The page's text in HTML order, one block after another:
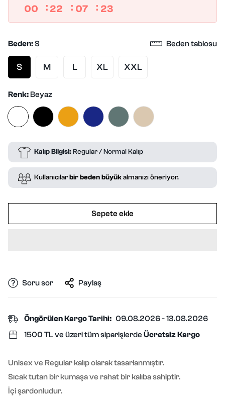
00 22 07 23
Beden:S Beden tablosu
S M L XL XXL
Renk:Beyaz
Kalıp Bilgisi:Regular / Normal Kalıp
Kullanıcılarbir beden büyükalmanızı öneriyor.
Sepete ekle
Soru sor Paylaş
Öngörülen Kargo Tarihi: 09.08.2026 - 13.08.2026
1500 TL ve üzeri tüm siparişlerde Ücretsiz Kargo
Unisex ve Regular kalıp olarak tasarlanmıştır.
Sıcak tutan bir kumaşa ve rahat bir kalıba sahiptir.
İçi şardonludur.